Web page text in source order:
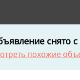
снято с
похожие